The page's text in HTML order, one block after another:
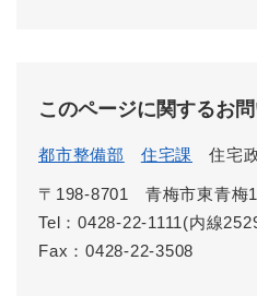
このページに関するお
都市整備部 住宅課 住宅
〒198-8701
青梅市東青梅
Tel：0428-22-1111(内線
Fax：0428-22-3508